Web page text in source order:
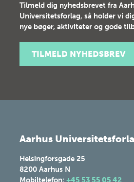
Tilmeld dig nyhedsbrevet fra
Universitetsforlag, så holder vi
nye bøger, aktiviteter og gode
TILMELD NYHEDSBREV
Aarhus
Helsingforsgade 25
8200 Aarhus N
Mobiltelefon: +45 53 55 05 42